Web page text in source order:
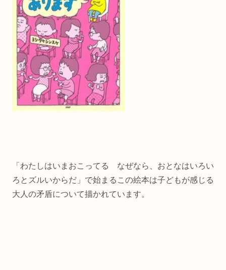
「わたしはいまおこってる なぜなら、おとなはいろい
ろとズルいからだ」で始まるこの絵本は子どもが感じる
大人の矛盾について描かれています。